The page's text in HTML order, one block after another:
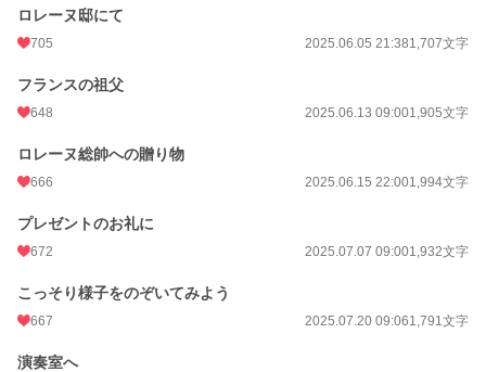
ロレーヌ邸にて
705 2025.06.05 21:381,707文字
フランスの祖父
648 2025.06.13 09:001,905文字
ロレーヌ総帥への贈り物
666 2025.06.15 22:001,994文字
プレゼントのお礼に
672 2025.07.07 09:001,932文字
こっそり様子をのぞいてみよう
667 2025.07.20 09:061,791文字
演奏室へ